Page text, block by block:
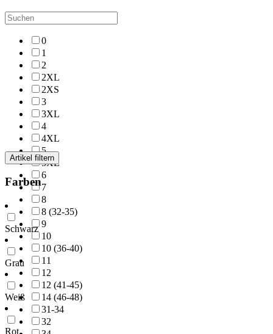
0
1
2
2XL
2XS
3
3XL
4
4XL
5
5XL
6
7
8
8 (32-35)
9
10
10 (36-40)
11
12
12 (41-45)
14 (46-48)
31-34
32
Artikel filtern
Farben
Schwarz
Grau
Weiß
Rot